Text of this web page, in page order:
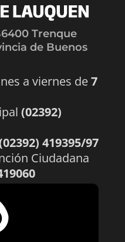
Trenque
de Buenos
a viernes de7
(02392)
419395/97
Ciudadana